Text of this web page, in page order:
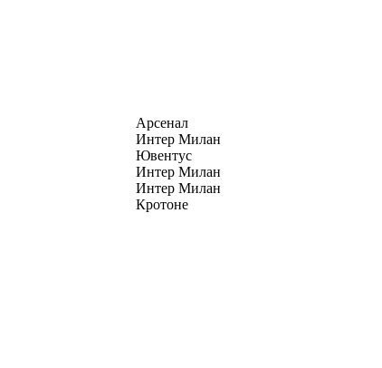
Арсенал
Интер Милан
Ювентус
Интер Милан
Интер Милан
Кротоне